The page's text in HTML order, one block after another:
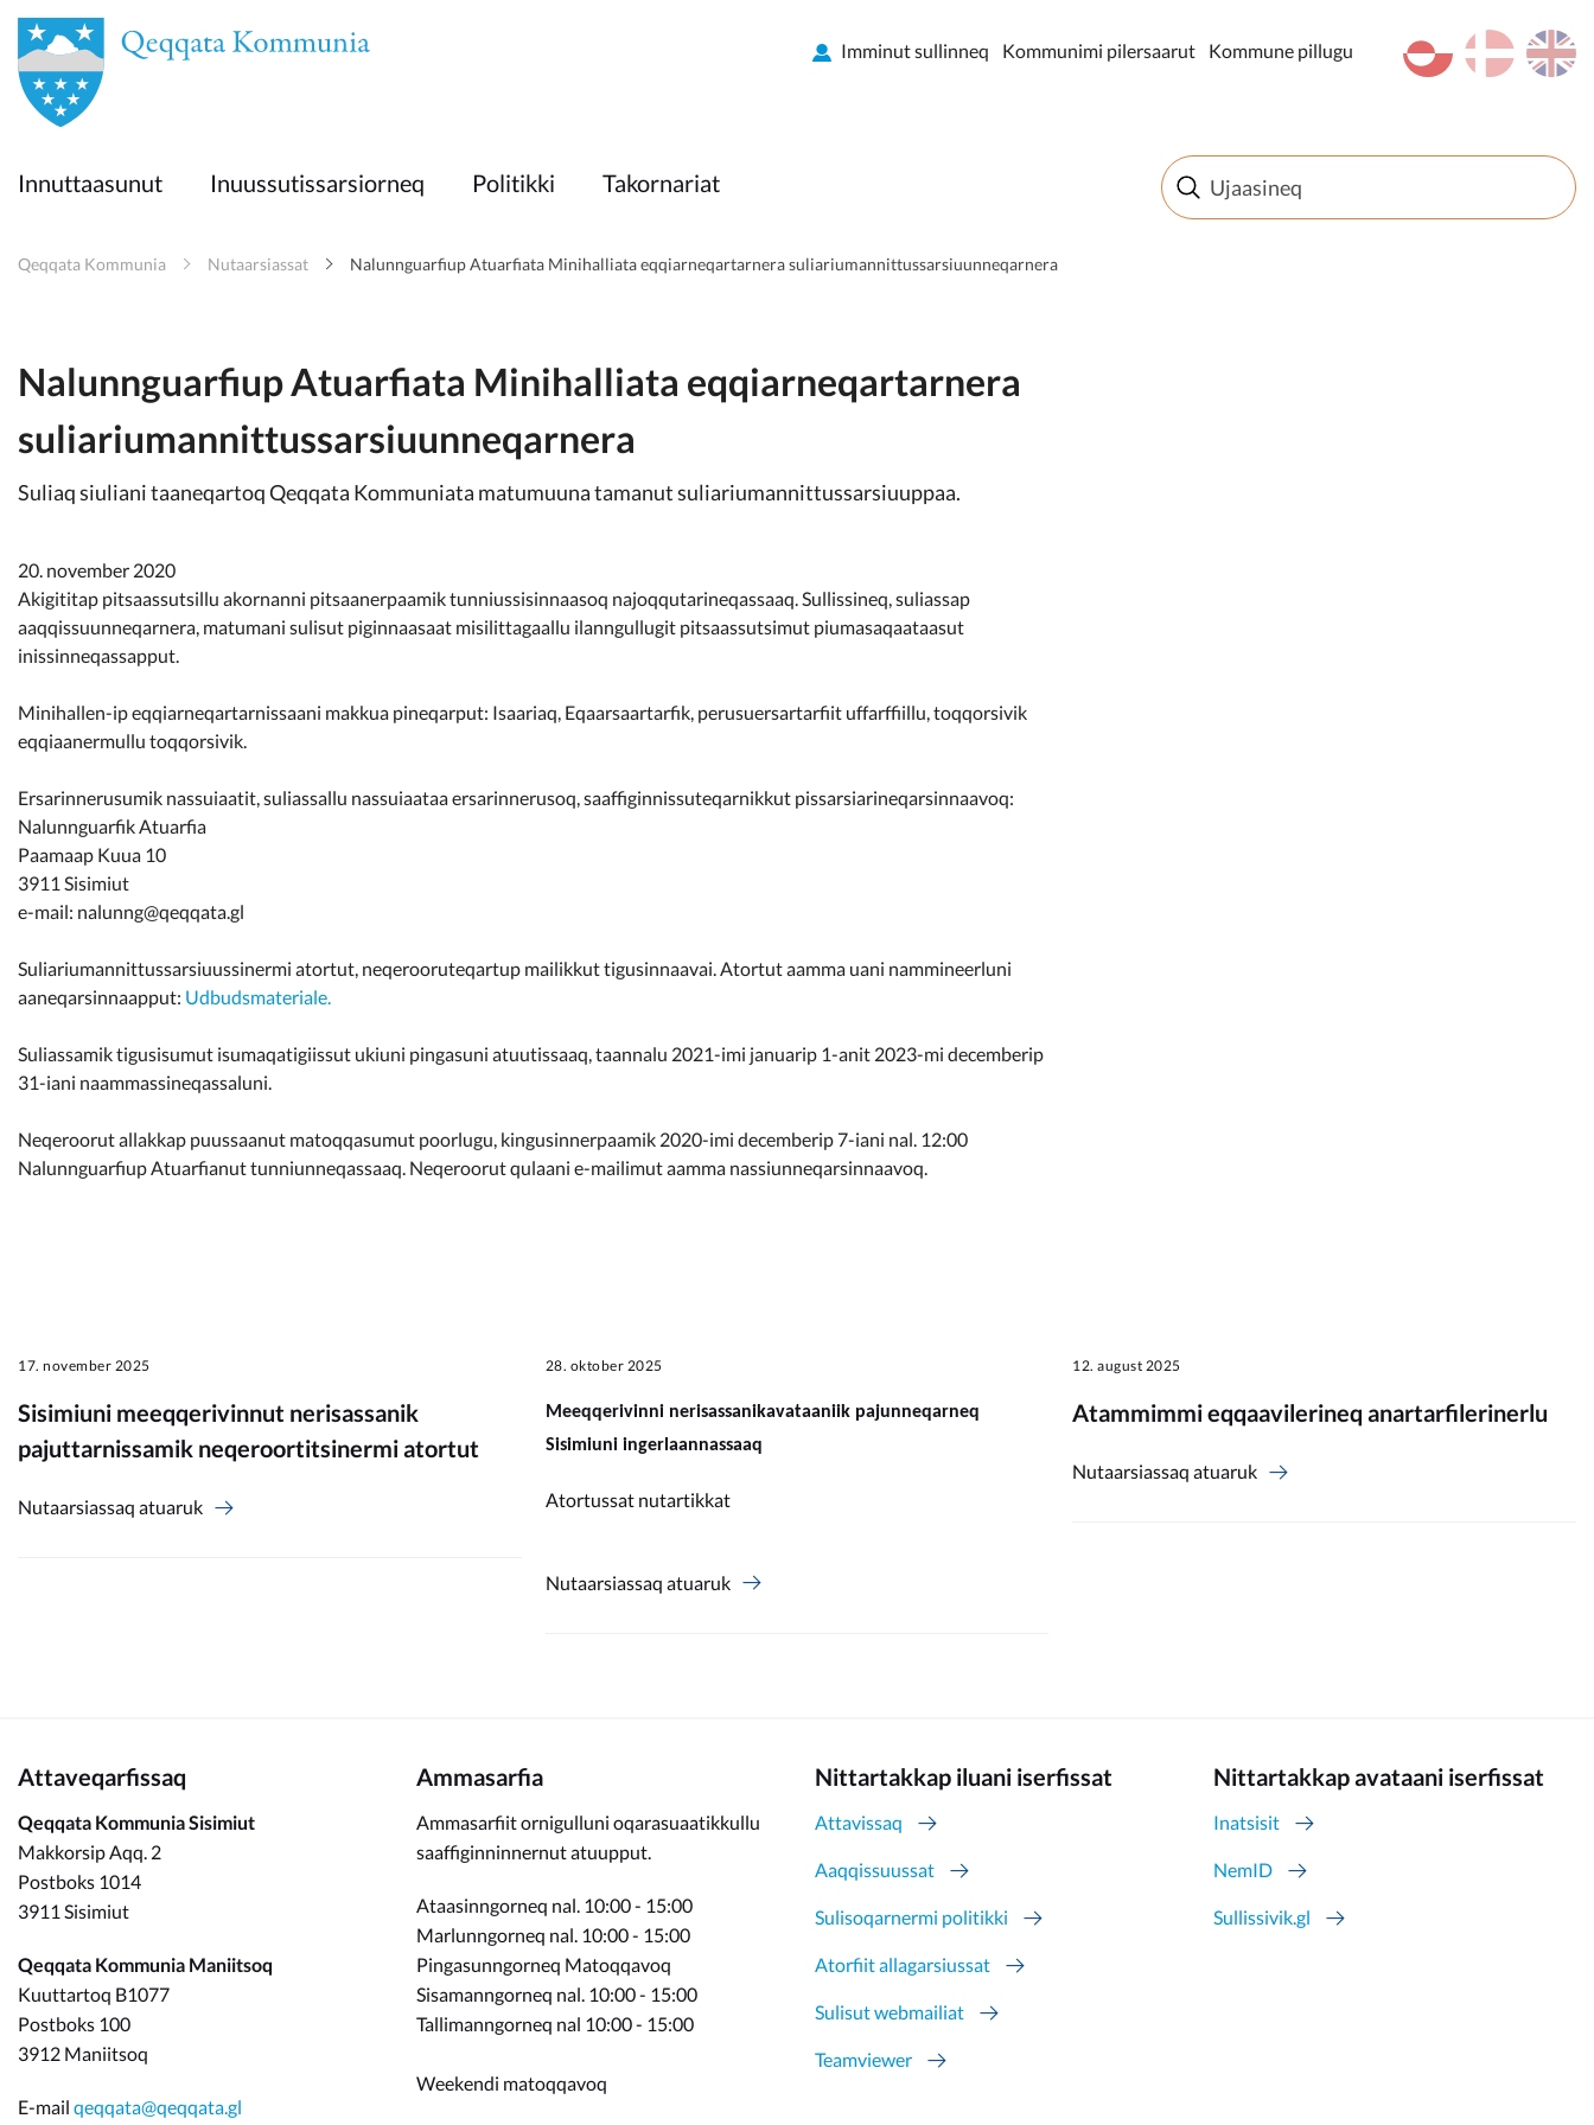
en
Innuttaasunut
Politikki
Kommune pillugu
en
da
kl-GL
Imminut sullinneq Kommunimi pilersaarut Kommune pillugu
Innuttaasunut Inuussutissarsiorneq Politikki Takornariat
Qeqqata Kommunia Nutaarsiassat Nalunnguarfiup Atuarfiata Minihalliata eqqiarneqartarnera suliariumannittussarsiuunneqarnera
Nalunnguarfiup Atuarfiata Minihalliata eqqiarneqartarnera
suliariumannittussarsiuunneqarnera
Suliaq siuliani taaneqartoq Qeqqata Kommuniata matumuuna tamanut suliariumannittussarsiuuppaa.
20. november 2020
Akigititap pitsaassutsillu akornanni pitsaanerpaamik tunniussisinnaasoq najoqqutarineqassaaq. Sullissineq, suliassap
aaqqissuunneqarnera, matumani sulisut piginnaasaat misilittagaallu ilanngullugit pitsaassutsimut piumasaqaataasut
inissinneqassapput.
Minihallen-ip eqqiarneqartarnissaani makkua pineqarput: Isaariaq, Eqaarsaartarfik, perusuersartarfiit uffarffiillu, toqqorsivik
eqqiaanermullu toqqorsivik.
Ersarinnerusumik nassuiaatit, suliassallu nassuiaataa ersarinnerusoq, saaffiginnissuteqarnikkut pissarsiarineqarsinnaavoq:
Nalunnguarfik Atuarfia
Paamaap Kuua 10
3911 Sisimiut
e-mail: nalunng@qeqqata.gl
Suliariumannittussarsiuussinermi atortut, neqerooruteqartup mailikkut tigusinnaavai. Atortut aamma uani nammineerluni
aaneqarsinnaapput: Udbudsmateriale.
Suliassamik tigusisumut isumaqatigiissut ukiuni pingasuni atuutissaaq, taannalu 2021-imi januarip 1-anit 2023-mi decemberip
31-iani naammassineqassaluni.
Neqeroorut allakkap puussaanut matoqqasumut poorlugu, kingusinnerpaamik 2020-imi decemberip 7-iani nal. 12:00
Nalunnguarfiup Atuarfianut tunniunneqassaaq. Neqeroorut qulaani e-mailimut aamma nassiunneqarsinnaavoq.
17. november 2025
Sisimiuni meeqqerivinnut nerisassanik
pajuttarnissamik neqeroortitsinermi atortut
Nutaarsiassaq atuaruk
28. oktober 2025
Meeqqerivinni nerisassanikavataaniik pajunneqarneq
Sisimiuni ingerlaannassaaq
Atortussat nutartikkat
Nutaarsiassaq atuaruk
12. august 2025
Atammimmi eqqaavilerineq anartarfilerinerlu
Nutaarsiassaq atuaruk
Attaveqarfissaq
Qeqqata Kommunia Sisimiut
Makkorsip Aqq. 2
Postboks 1014
3911 Sisimiut
Qeqqata Kommunia Maniitsoq
Kuuttartoq B1077
Postboks 100
3912 Maniitsoq
E-mail qeqqata@qeqqata.gl
Ammasarfia
Ammasarfiit ornigulluni oqarasuaatikkullu
saaffiginninnernut atuupput.
Ataasinngorneq nal. 10:00 - 15:00
Marlunngorneq nal. 10:00 - 15:00
Pingasunngorneq Matoqqavoq
Sisamanngorneq nal. 10:00 - 15:00
Tallimanngorneq nal 10:00 - 15:00
Weekendi matoqqavoq
Nittartakkap iluani iserfissat
Attavissaq
Aaqqissuussat
Sulisoqarnermi politikki
Atorfiit allagarsiussat
Sulisut webmailiat
Teamviewer
Nittartakkap avataani iserfissat
Inatsisit
NemID
Sullissivik.gl